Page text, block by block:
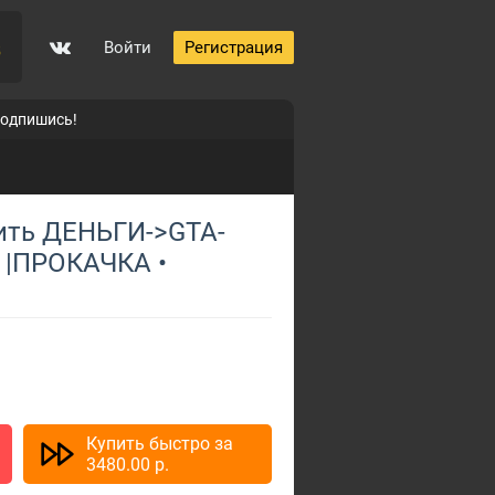
Войти Регистрация
ДЕНЬГИ->GTA-
|ПРОКАЧКА •
Купить быстро за
3480.00 p.